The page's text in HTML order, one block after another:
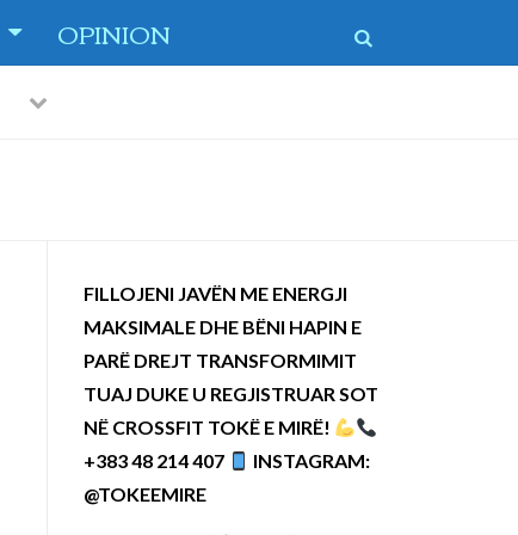
OPINION
PreviousNext
FILLOJENI JAVËN ME ENERGJI
MAKSIMALE DHE BËNI HAPIN E
PARË DREJT TRANSFORMIMIT
TUAJ DUKE U REGJISTRUAR SOT
NË CROSSFIT TOKË E MIRË!
+383 48 214 407
INSTAGRAM:
@TOKEEMIRE